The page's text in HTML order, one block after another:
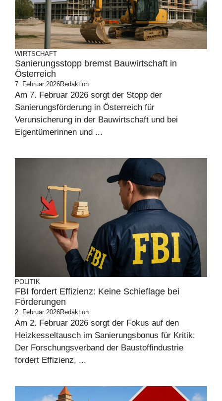
WIRTSCHAFT
Sanierungsstopp bremst Bauwirtschaft in
Österreich
7. Februar 2026Redaktion
Am 7. Februar 2026 sorgt der Stopp der
Sanierungsförderung in Österreich für
Verunsicherung in der Bauwirtschaft und bei
Eigentümerinnen und ...
POLITIK
FBI fordert Effizienz: Keine Schieflage bei
Förderungen
2. Februar 2026Redaktion
Am 2. Februar 2026 sorgt der Fokus auf den
Heizkesseltausch im Sanierungsbonus für Kritik:
Der Forschungsverband der Baustoffindustrie
fordert Effizienz, ...